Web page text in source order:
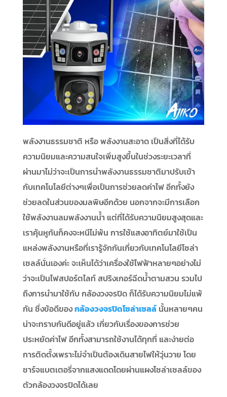
พลังงานธรรมชาติ หรือ พลังงานสะอาด เป็นสิ่งที่ได้รับ
ความนิยมและความสนใจเพิ่มสูงขึ้นในช่วงระยะเวลาที่
ผ่านมาไม่ว่าจะเป็นการนำพลังงานธรรมชาติมาปรับเข้า
กับเทคโนโลยีต่างๆเพื่อเป็นการช่วยลดค่าไฟ อีกทั้งยัง
ช่วยลดในส่วนของมลพิษอีกด้วย นอกจากจะมีการเลือก
ใช้พลังงานลมพลังงานน้ำ แต่ที่ได้รับความนิยมสูงสุดและ
เราคุ้นหูกันก็คงจะหนีไม่พ้น การใช้แสงอาทิตย์มาใช้เป็น
แหล่งพลังงานหรือที่เรารู้จักกันเกี่ยวกับเทคโนโลยีโซล่า
เซลล์นั่นเองค่ะ จะเห็นได้ว่าเครื่องใช้ไฟฟ้าหลายๆอย่างไม่
ว่าจะเป็นไฟสปอร์ตไลท์ สปริงเกอร์ฉีดน้ำตามสวน รวมไป
ถึงการนำมาใช้กับ กล้องวงจรปิด ก็ได้รับความนิยมไม่แพ้
กัน ซึ่งข้อดีของกล้องวงจรปิดโซล่าเซลล์นั้นหลายๆคน
น่าจะทราบกันดีอยู่แล้ว เกี่ยวกับเรื่องของการช่วย
ประหยัดค่าไฟ อีกทั้งสามารถใช้งานได้ทุกที่ และง่ายต่อ
การติดตั้งเพราะไม่จำเป็นต้องเดินสายไฟให้วุ่นวาย โดย
ชาร์จแบตเตอรี่จากแสงแดดโดยผ่านแผงโซล่าเซลล์ของ
ตัวกล้องวงจรปิดได้เลย